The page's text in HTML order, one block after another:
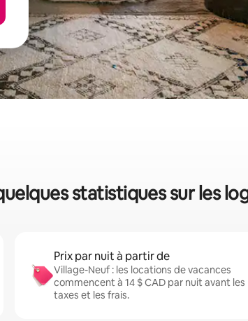
statistiques sur les
Prix par nuit à partir de
Village-Neuf : les locations de vacances
commencent à 14 $ CAD par nuit avant les
taxes et les frais.